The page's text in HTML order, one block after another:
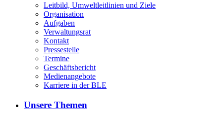
Leit­bild, Um­welt­leit­li­ni­en und Zie­le
Or­ga­ni­sa­ti­on
Auf­ga­ben
Ver­wal­tungs­rat
Kon­takt
Pres­se­stel­le
Ter­mi­ne
Ge­schäfts­be­richt
Me­di­en­an­ge­bo­te
Kar­rie­re in der BLE
Un­se­re The­men